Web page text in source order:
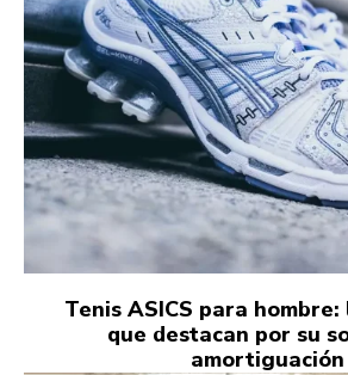
Tenis ASICS para
que destacan por su
amortiguación